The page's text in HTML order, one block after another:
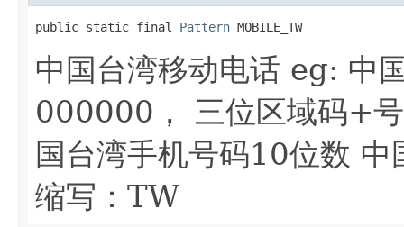
public static final Pattern MOBILE_TW
中国台湾移动电话 eg:
000000， 三位区域码+
国台湾手机号码10位数
缩写：TW